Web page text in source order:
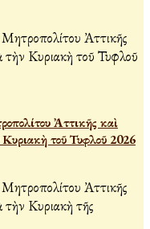
Ἀττικῆς καὶ
τοῦ Τυφλοῦ 2026